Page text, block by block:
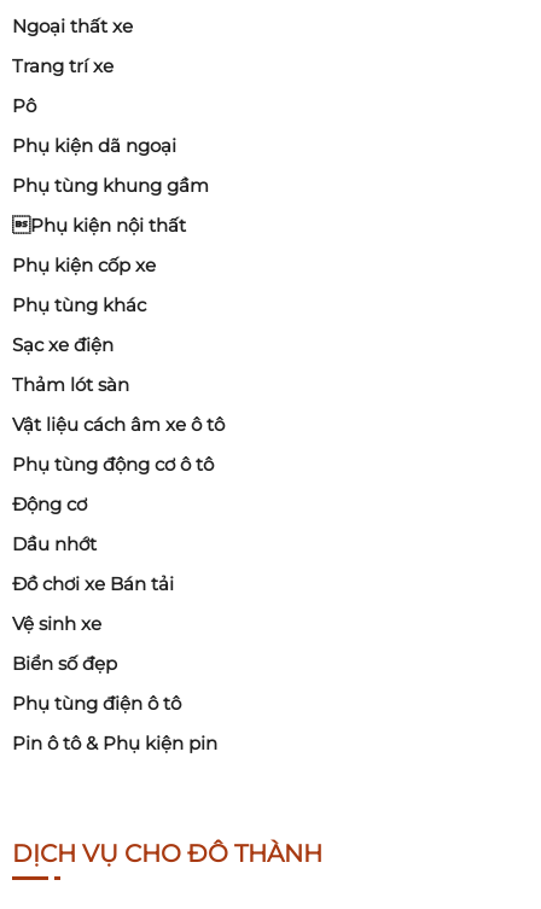
Ngoại thất xe
Trang trí xe
Pô
Phụ kiện dã ngoại
Phụ tùng khung gầm
Phụ kiện nội thất
Phụ kiện cốp xe
Phụ tùng khác
Sạc xe điện
Thảm lót sàn
Vật liệu cách âm xe ô tô
Phụ tùng động cơ ô tô
Động cơ
Dầu nhớt
Đồ chơi xe Bán tải
Vệ sinh xe
Biển số đẹp
Phụ tùng điện ô tô
Pin ô tô & Phụ kiện pin
DỊCH VỤ CHO ĐÔ THÀNH